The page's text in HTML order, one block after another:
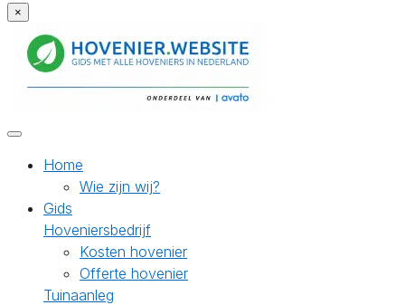
×
Home
Wie zijn wij?
Gids
Hoveniersbedrijf
Kosten hovenier
Offerte hovenier
Tuinaanleg